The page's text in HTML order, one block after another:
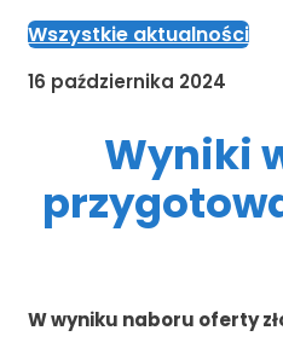
Wszystkie aktualności
16 października 2024
Wyniki
W wyniku naboru oferty